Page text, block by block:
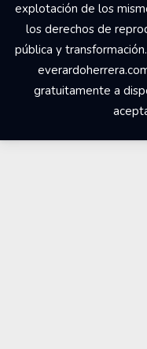
explotación de los
los derechos de
pública y
gratuitamente a